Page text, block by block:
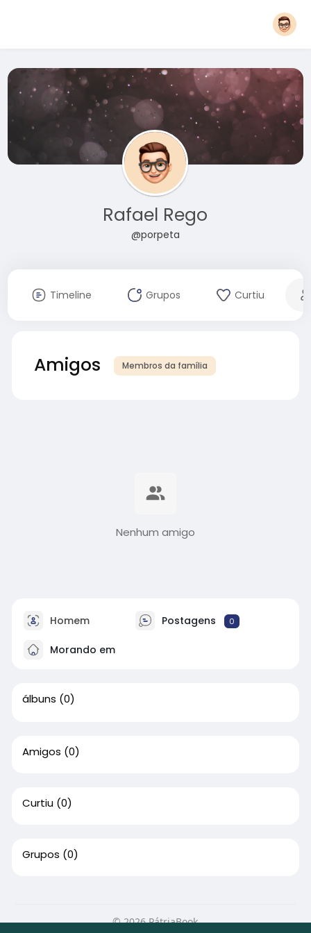
Rafael Rego
@porpeta
Timeline Grupos Curtiu
Amigos Membros da família
Nenhum amigo
Homem Postagens 0
Morando em
álbuns (0)
Amigos (0)
Curtiu (0)
Grupos (0)
© 2026 PátriaBook